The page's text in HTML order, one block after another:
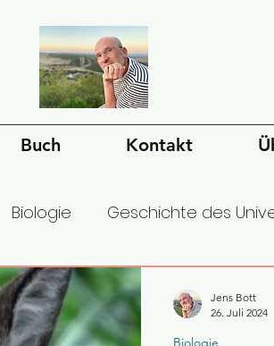
Buch Kontakt
Biologie Geschichte des
Geschichte der
Biologie
Jens Bott
26. Juli 2024